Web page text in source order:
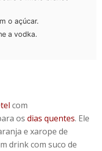
o açúcar.
a vodka.
com
osdias quentes. Ele
e xarope de
drink com suco de